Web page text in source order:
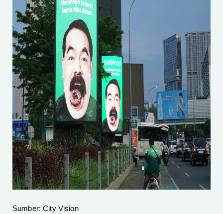
Sumber: City Vision